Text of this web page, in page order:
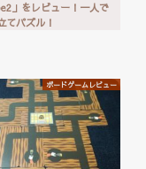
」をレビュー！一人で
てパズル！
ボードゲームレビュー